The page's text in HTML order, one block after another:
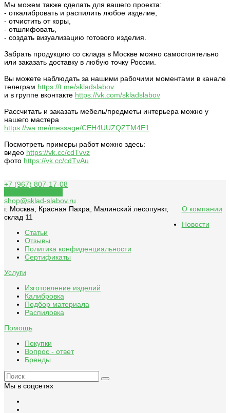
Мы можем также сделать для вашего проекта:
- откалибровать и распилить любое изделие,
- отчистить от коры,
- отшлифовать,
- создать визуализацию готового изделия.
Забрать продукцию со склада в Москве можно самостоятельно
или заказать доставку в любую точку России.
Вы можете наблюдать за нашими рабочими моментами в канале
телеграм https://t.me/skladslabov
и в группе вконтакте https://vk.com/skladslabov
Рассчитать и заказать мебель/предметы интерьера можно у
нашего мастера
https://wa.me/message/CEH4UUZQZTM4E1
Посмотреть примеры работ можно здесь:
видео https://vk.cc/cdTvvz
фото https://vk.cc/cdTvAu
+7 (967) 807-17-08
shop@sklad-slabov.ru
г. Москва, Красная Пахра, Малинский лесопункт,
склад 11
О компании
Новости
Статьи
Отзывы
Политика конфиденциальности
Сертификаты
Услуги
Изготовление изделий
Калибровка
Подбор материала
Распиловка
Помощь
Покупки
Вопрос - ответ
Бренды
Мы в соцсетях